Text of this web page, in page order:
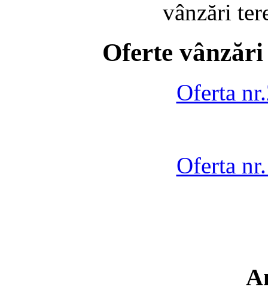
vânzări
Oferte
Oferta
Oferta